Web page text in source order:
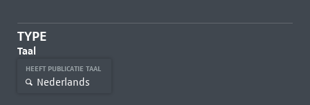
TYPE
Taal
HEEFT PUBLICATIE TAAL
Nederlands